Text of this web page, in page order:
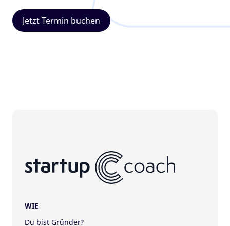
Jetzt Termin buchen
WIE
Du bist Gründer?